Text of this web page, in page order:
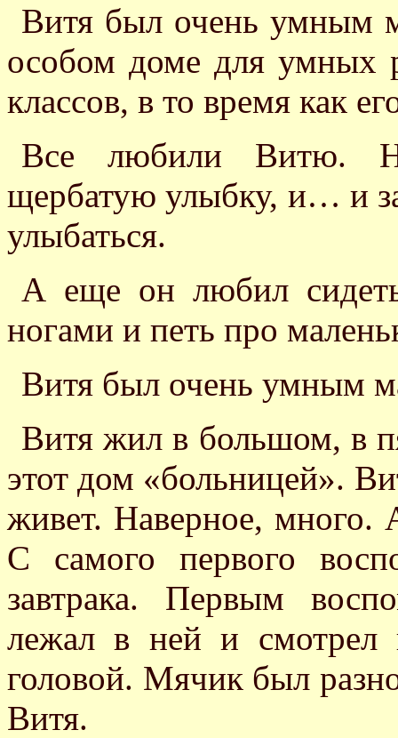
Витя был очень умным
особом доме для умных
классов, в то время как
Все любили Витю.
щербатую улыбку, и… и
улыбаться.
А еще он любил
ногами и петь про
Витя был очень умным
Витя жил в большом, в
этот дом «больницей».
живет. Наверное, много.
С самого первого
завтрака. Первым
лежал в ней и смотрел
головой. Мячик был
Витя.